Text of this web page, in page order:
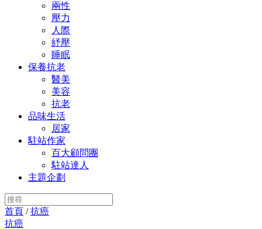
兩性
壓力
人際
紓壓
睡眠
保養抗老
醫美
美容
抗老
品味生活
居家
駐站作家
百大顧問團
駐站達人
主題企劃
首頁 /抗癌
抗癌